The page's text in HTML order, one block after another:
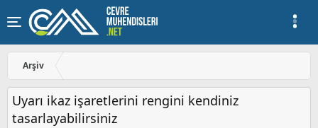
Arşiv
Uyarı ikaz işaretlerini rengini kendiniz
tasarlayabilirsiniz